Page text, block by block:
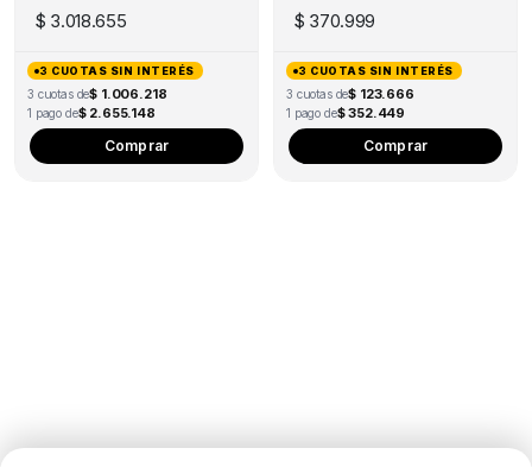
$ 3.018.655
3 CUOTAS SIN INTERÉS
3 cuotas de$ 1.006.218
1 pago de$ 2.655.148
Comprar
$ 370.999
3 CUOTAS SIN INTERÉS
3 cuotas de$ 123.666
1 pago de$ 352.449
Comprar